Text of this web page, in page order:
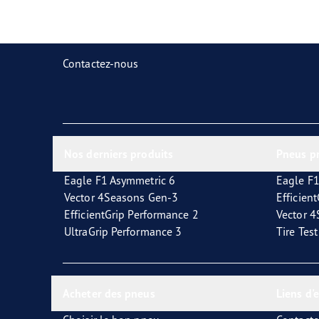
Contactez-nous
Eagle F1 Asymmetric 6
Vector 4Seasons Gen-3
EfficientGrip Performance 2
UltraGrip Performance 3
Eagle
Vector
Tire